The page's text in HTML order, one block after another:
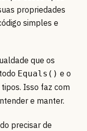
propriedades
simples e
que os
Equals() e o
Isso faz com
e manter.
precisar de